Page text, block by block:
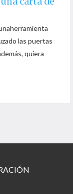
las puertas
quiera